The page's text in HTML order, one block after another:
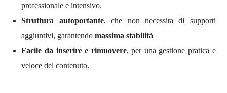
professionale e intensivo.
Struttura autoportante, che non necessita di supporti
aggiuntivi, garantendomassima stabilità
Facile da inserire e rimuovere, per una gestione pratica e
veloce del contenuto.